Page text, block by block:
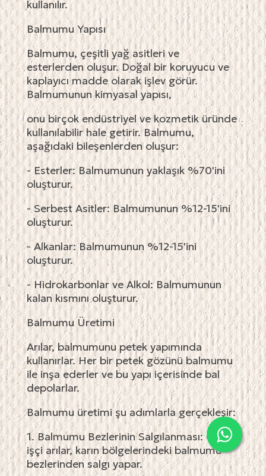
kullanılır.
Balmumu Yapısı
Balmumu, çeşitli yağ asitleri ve
esterlerden oluşur. Doğal bir koruyucu ve
kaplayıcı madde olarak işlev görür.
Balmumunun kimyasal yapısı,
onu birçok endüstriyel ve kozmetik üründe
kullanılabilir hale getirir. Balmumu,
aşağıdaki bileşenlerden oluşur:
- Esterler: Balmumunun yaklaşık %70'ini
oluşturur.
- Serbest Asitler: Balmumunun %12-15'ini
oluşturur.
- Alkanlar: Balmumunun %12-15'ini
oluşturur.
- Hidrokarbonlar ve Alkol: Balmumunun
kalan kısmını oluşturur.
Balmumu Üretimi
Arılar, balmumunu petek yapımında
kullanırlar. Her bir petek gözünü balmumu
ile inşa ederler ve bu yapı içerisinde bal
depolarlar.
Balmumu üretimi şu adımlarla gerçekleşir:
1. Balmumu Bezlerinin Salgılanması: Genç
işçi arılar, karın bölgelerindeki balmumu
bezlerinden salgı yapar.